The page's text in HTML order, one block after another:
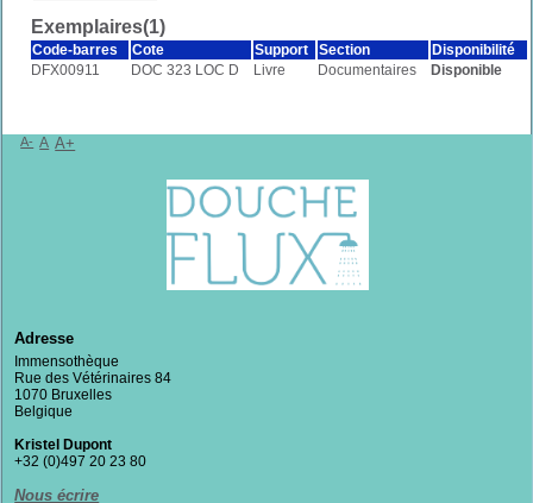
Exemplaires(1)
Code-barres Cote Support Section
Disponibilité
DFX00911
DOC 323 LOC D Livre Documentaires Disponible
A- A A+
Adresse
Immensothèque
Rue des Vétérinaires 84
1070 Bruxelles
Belgique
Kristel Dupont
+32 (0)497 20 23 80
Nous écrire